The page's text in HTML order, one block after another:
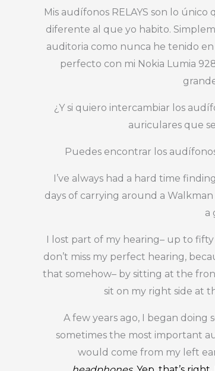
Mis audífonos RELAYS son lo
diferente al que yo habito.
auditoria como nunca he tenido
perfecto con mi Nokia Lumia
¿Y si quiero intercambiar los
auriculares que
Puedes encontrar los
I’ve always had a hard time
days of carrying around a
a
I lost part of my hearing– up to
don’t miss my perfect hearing,
that somehow– by sitting at the
sit on my right side at
A few years ago, I began doing
sometimes the most important
would come from my left